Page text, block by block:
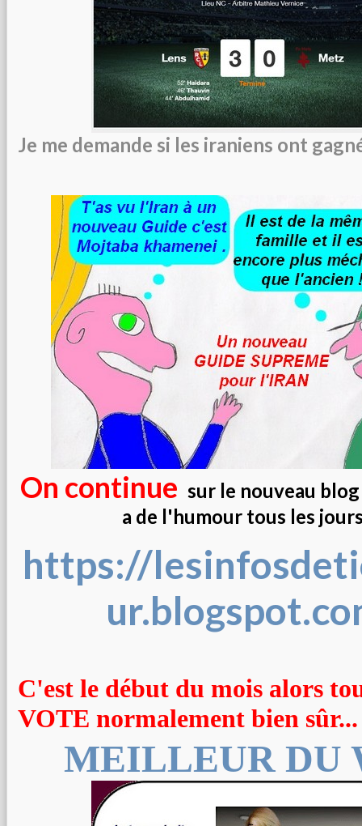
Je me demande si les iraniens ont
On continue sur le nouveau blog
a de l'humour tous les jours
https://
C'est le début du mois alors
VOTE normalement bien sûr...
MEILLEUR DU